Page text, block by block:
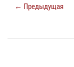
← Предыдущая